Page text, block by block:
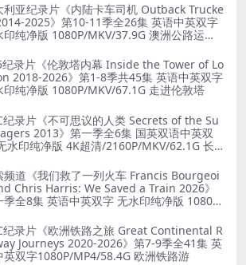
利亚纪录片《内陆卡车司机 Outback Trucke
2025》第10-11季全26集 英语中英双字
印纯净版 1080P/MKV/37.9G 澳洲公路运输
纪录片《伦敦塔内幕 Inside the Tower of Lo
2018-2026》第1-8季共45集 英语中英双字
印纯净版 1080P/MKV/67.1G 走进伦敦塔
纪录片《不可思议的人类 Secrets of the Su
2013》第一季全6集 国英双语中英双
水印纯净版 4K超清/2160P/MKV/62.1G 长
频道《我们救了一列火车 Francis Bourgeoi
Chris Harris: We Saved a Train 2026》
季全8集 英语中英双字 无水印纯净版 1080P/
纪录片《欧洲铁路之旅 Great Continental R
Journeys 2020-2026》第7-9季全41集 英
英双字1080P/MP4/58.4G 欧洲铁路游